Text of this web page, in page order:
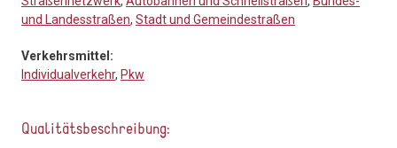
und Landesstraßen, Stadt und Gemeindestraßen
Verkehrsmittel:
Individualverkehr, Pkw
Qualitätsbeschreibung: